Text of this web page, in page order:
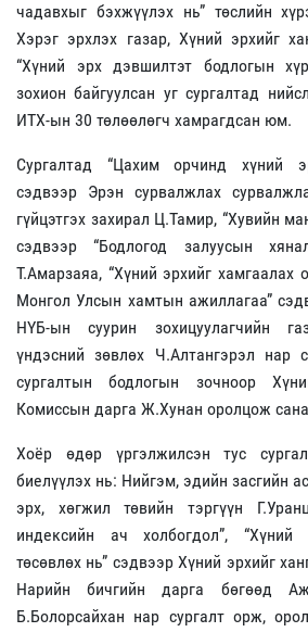
чадавхыг бэхжүүлэх нь” төслийн
Хэрэг эрхлэх газар, Хүний эрхийг
“Хүний эрх дэвшилтэт бодлогын
зохион байгуулсан уг сургалтад
ИТХ-ын 30 төлөөлөгч хамрагдсан юм.
Сургалтад “Цахим орчинд хүний
сэдвээр Эрэн сурвалжлах
гүйцэтгэх захирал Ц.Тамир, “Хувийн
сэдвээр “Бодлогод залуусын
Т.Амарзаяа, “Хүний эрхийг хамгаалах
Монгол Улсын хамтын ажиллагаа”
НҮБ-ын суурин зохицуулагчийн
үндэсний зөвлөх Ч.Алтангэрэл нар
сургалтын бодлогын зочноор
Комиссын дарга Ж.Хунан оролцож
Хоёр өдөр үргэлжилсэн тус
биелүүлэх нь: Нийгэм, эдийн засгийн
эрх, хөгжил төвийн тэргүүн
индексийн ач холбогдол”,
төсөвлөх нь” сэдвээр Хүний эрхийг
Нарийн бичгийн дарга бөгөөд
Б.Болорсайхан нар сургалт орж,